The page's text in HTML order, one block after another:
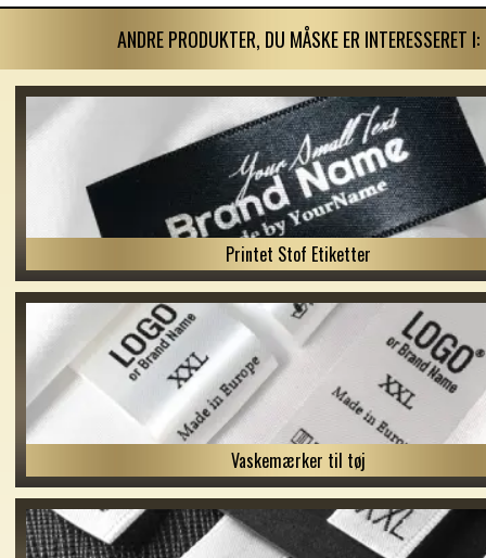
ANDRE PRODUKTER, DU MÅSKE ER INTERESSERET I:
Printet Stof Etiketter
Vaskemærker til tøj